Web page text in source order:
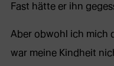
Fast hätte er ihn
Aber obwohl ich mich
war meine Kindheit